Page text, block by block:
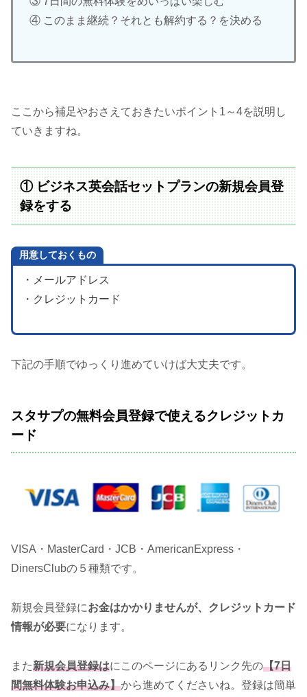
④ このまま継続？それとも解約する？を決める
ここから補足やおさえておきたいポイント1～4を説明し
ていきますね。
① ビジネス英会話セットプランの新規会員登
録をする
用意しておくもの
・メールアドレス
・クレジットカード
下記の手順でゆっくり進めていけば大丈夫です。
スタサプの無料会員登録で使えるクレジットカ
ード
VISA・MasterCard・JCB・AmericanExpress・
DinersClubの５種類です。
新規会員登録にお金はかかりませんが、クレジットカード
情報が必要になります。
また新規会員登録はにこのページにあるリンク先の【7日
間無料体験お申込み】から進めてくださいね。登録は簡単